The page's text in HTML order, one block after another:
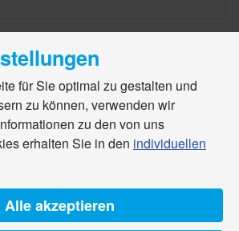
für Sie optimal zu gestalten und
zu können, verwenden wir
zu den von uns
erhalten Sie in den individuellen
Alle akzeptieren